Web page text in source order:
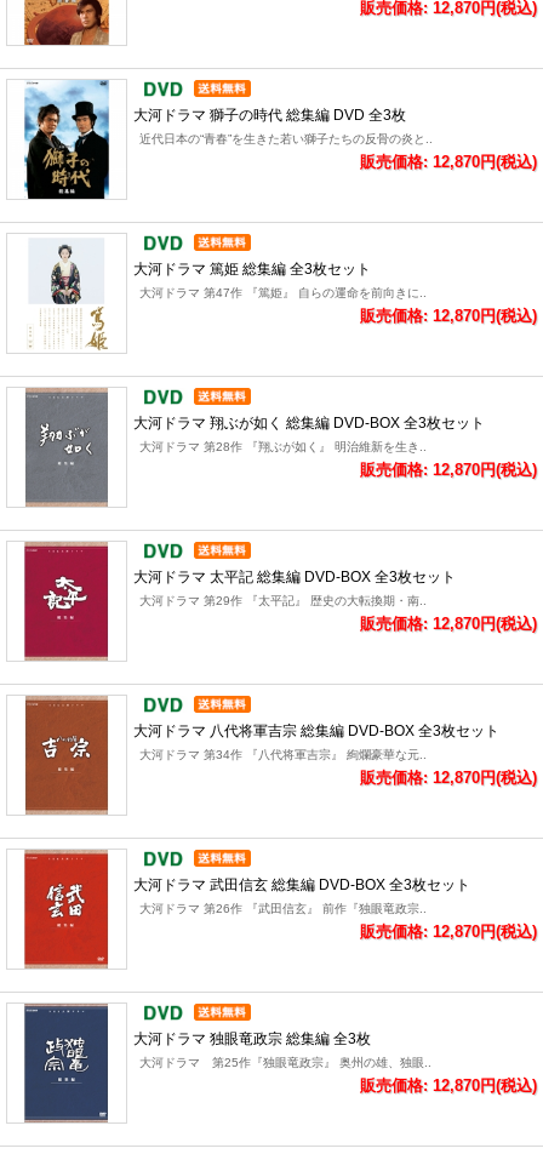
販売価格: 12,870円(税込)
大河ドラマ 獅子の時代 総集編 DVD 全3枚
近代日本の“青春”を生きた若い獅子たちの反骨の炎と..
販売価格: 12,870円(税込)
大河ドラマ 篤姫 総集編 全3枚セット
大河ドラマ 第47作 『篤姫』 自らの運命を前向きに..
販売価格: 12,870円(税込)
大河ドラマ 翔ぶが如く 総集編 DVD-BOX 全3枚セット
大河ドラマ 第28作 『翔ぶが如く』 明治維新を生き..
販売価格: 12,870円(税込)
大河ドラマ 太平記 総集編 DVD-BOX 全3枚セット
大河ドラマ 第29作 『太平記』 歴史の大転換期・南..
販売価格: 12,870円(税込)
大河ドラマ 八代将軍吉宗 総集編 DVD-BOX 全3枚セット
大河ドラマ 第34作 『八代将軍吉宗』 絢爛豪華な元..
販売価格: 12,870円(税込)
大河ドラマ 武田信玄 総集編 DVD-BOX 全3枚セット
大河ドラマ 第26作 『武田信玄』 前作『独眼竜政宗..
販売価格: 12,870円(税込)
大河ドラマ 独眼竜政宗 総集編 全3枚
大河ドラマ 第25作『独眼竜政宗』 奥州の雄、独眼..
販売価格: 12,870円(税込)